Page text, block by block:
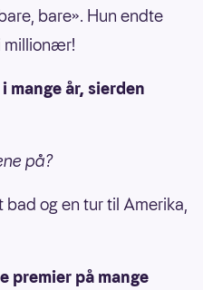
bare». Hun endte
millionær!
mange år, sierden
på?
og en tur til Amerika,
premier på mange